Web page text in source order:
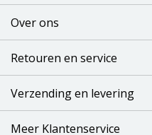
Over ons
Retouren en service
Verzending en levering
Meer Klantenservice